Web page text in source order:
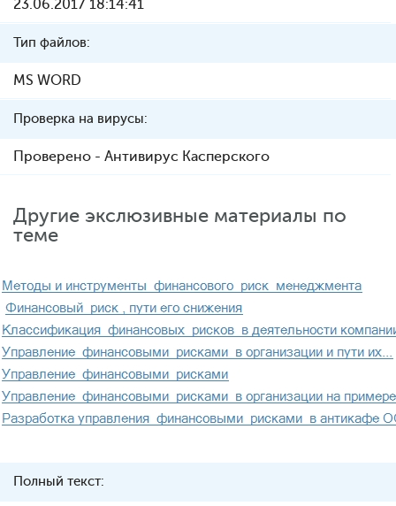
23.06.2017 18:14:41
Тип файлов:
MS WORD
Проверка на вирусы:
Проверено - Антивирус Касперского
Другие экслюзивные материалы по
теме
Полный текст: